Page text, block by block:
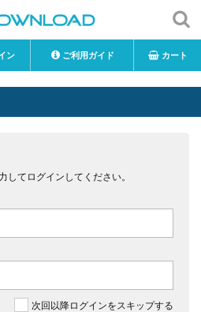
ン ご利用ガイド カート
してログインしてください。
次回以降ログインをスキップする